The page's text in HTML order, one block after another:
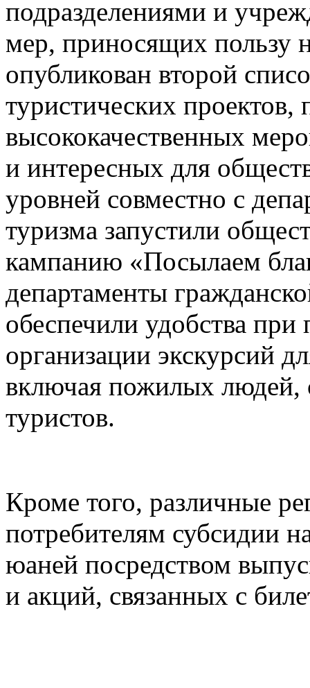
подразделениями и
мер, приносящих пользу
опубликован второй
туристических
высококачественных
и интересных для
уровней совместно с
туризма запустили
кампанию «Посылаем
департаменты
обеспечили удобства при
организации экскурсий
включая пожилых людей,
туристов.
Кроме того, различные
потребителям субсидии
юаней посредством
и акций, связанных с